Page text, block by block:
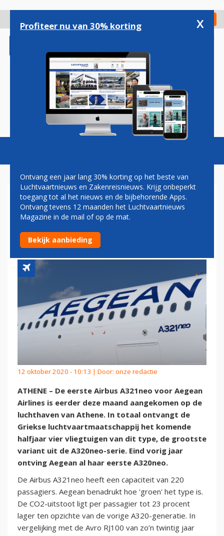
gaan
Check in
Magazine Podcasts Vacatures
EERSTE AIRBUS A321NEO
VOOR AEGEAN GELAND IN
ATHENE
12 oktober 2020 - 10:13 | Door: onze redactie
ATHENE – De eerste Airbus A321neo voor Aegean
Airlines is eerder deze maand aangekomen op de
luchthaven van Athene. In totaal ontvangt de
Griekse luchtvaartmaatschappij het komende
halfjaar vier vliegtuigen van dit type, de grootste
variant uit de A320neo-serie. Eind vorig jaar
ontving Aegean al haar eerste A320neo.
De Airbus A321neo heeft een capaciteit van 220
passagiers. Aegean benadrukt hoe 'groen' het type is.
De CO2-uitstoot ligt per passagier tot 23 procent
lager ten opzichte van de vorige A320-generatie. In
vergelijking met de Avro RJ100 van zo’n twintig jaar
Profiteer nu van 30% korting x
Ontvang een jaar lang 30% korting op het beste van
Luchtvaartnieuws en Zakenreisnieuws. Krijg onbeperkt
toegang tot al het nieuws en de bijbehorende Apps.
Ontvang tevens 12 maanden het Luchtvaartnieuws
Magazine in de mail of op de mat.
Bekijk aanbieding